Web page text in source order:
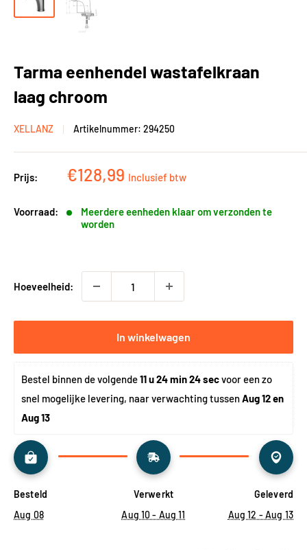
Tarma eenhendel wastafelkraan
laag chroom
XELLANZ Artikelnummer: 294250
Prijs: Kortingsprijs
€128,99 Inclusief btw
Voorraad:
Meerdere eenheden klaar om verzonden te
worden
Hoeveelheid:
In winkelwagen
Bestel binnen de volgende 11 u 24 min 24 sec voor een zo
snel mogelijke levering, naar verwachting tussen Aug 12 en
Aug 13
Besteld
Aug 08
Verwerkt
Aug 10 - Aug 11
Geleverd
Aug 12 - Aug 13